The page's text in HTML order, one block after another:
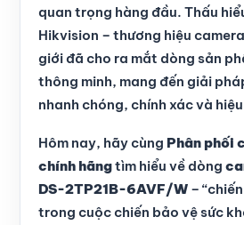
quan trọng hàng đầu. Thấu
Hikvision – thương hiệu
giới đã cho ra mắt dòng sản
thông minh, mang đến giải
nhanh chóng, chính xác và
Hôm nay, hãy cùng Phân phối
chính hãngtìm hiểu về dòng
DS-2TP21B-6AVF/W –
trong cuộc chiến bảo vệ sức